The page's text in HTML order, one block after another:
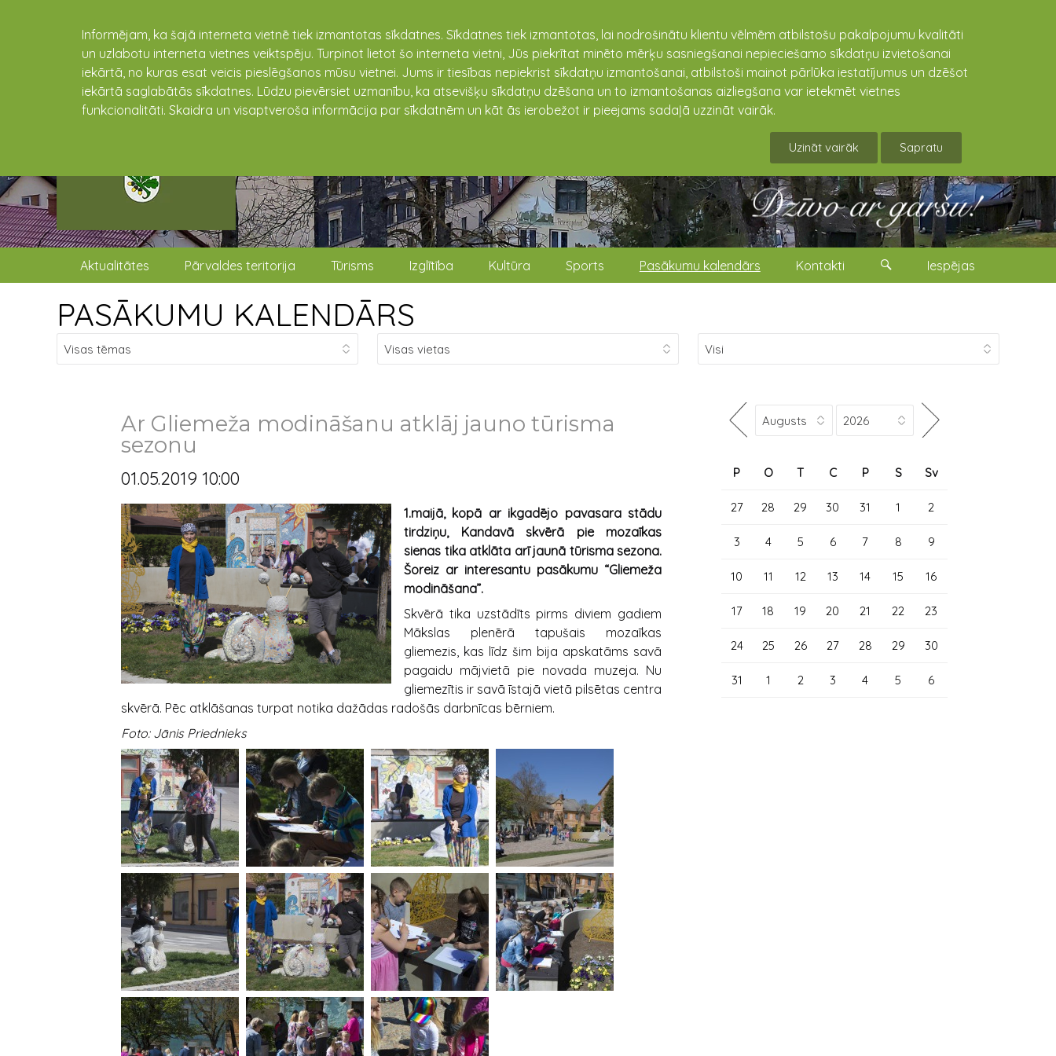
Informējam, ka šajā interneta vietnē tiek izmantotas sīkdatnes. Sīkdatnes tiek izmantotas, lai nodrošinātu klientu vēlmēm atbilstošu pakalpojumu kvalitāti
un uzlabotu interneta vietnes veiktspēju. Turpinot lietot šo interneta vietni, Jūs piekrītat minēto mērķu sasniegšanai nepieciešamo sīkdatņu izvietošanai
iekārtā, no kuras esat veicis pieslēgšanos mūsu vietnei. Jums ir tiesības nepiekrist sīkdatņu izmantošanai, atbilstoši mainot pārlūka iestatījumus un dzēšot
iekārtā saglabātās sīkdatnes. Lūdzu pievērsiet uzmanību, ka atsevišķu sīkdatņu dzēšana un to izmantošanas aizliegšana var ietekmēt vietnes
funkcionalitāti. Skaidra un visaptveroša informācija par sīkdatnēm un kāt ās ierobežot ir pieejams sadaļā uzzināt vairāk.
Uzināt vairāk Sapratu
Aktualitātes Pārvaldes teritorija Tūrisms Izglītība Kultūra Sports Pasākumu kalendārs Kontakti Iespējas
PASĀKUMU KALENDĀRS
Ar Gliemeža modināšanu atklāj jauno tūrisma
sezonu
01.05.2019 10:00
1.maijā, kopā ar ikgadējo pavasara stādu
tirdziņu, Kandavā skvērā pie mozaīkas
sienas tika atklāta arī jaunā tūrisma sezona.
Šoreiz ar interesantu pasākumu “Gliemeža
modināšana”.
Skvērā tika uzstādīts pirms diviem gadiem
Mākslas plenērā tapušais mozaīkas
gliemezis, kas līdz šim bija apskatāms savā
pagaidu mājvietā pie novada muzeja. Nu
gliemezītis ir savā īstajā vietā pilsētas centra
skvērā. Pēc atklāšanas turpat notika dažādas radošās darbnīcas bērniem.
Foto: Jānis Priednieks
P O T C P S Sv
27 28 29 30 31 1 2
3 4 5 6 7 8 9
10 11 12 13 14 15 16
17 18 19 20 21 22 23
24 25 26 27 28 29 30
31 1 2 3 4 5 6